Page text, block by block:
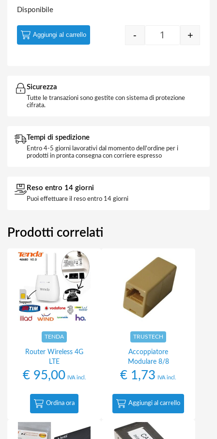
Disponibile
Quantity
- +
Aggiungi al carrello
Sicurezza
Tutte le transazioni sono gestite con sistema di protezione
cifrata.
Tempi di spedizione
Entro 4-5 giorni lavorativi dal momento dell'ordine per i
prodotti in pronta consegna con corriere espresso
Reso entro 14 giorni
Puoi effettuare il reso entro 14 giorni
Prodotti correlati
TENDA
Router Wireless 4G
LTE
€95,00 IVA incl.
Ordina ora
TRUSTECH
Accoppiatore
Modulare 8/8
€ 1,73 IVA incl.
Aggiungi al carrello